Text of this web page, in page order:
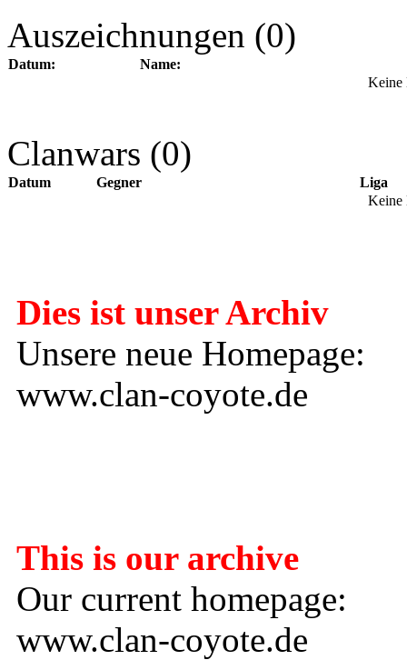
Auszeichnungen (0)
Datum:
Name:
Keine
Clanwars (0)
Datum Gegner
Liga
Keine
Dies ist unser Archiv
Unsere neue Homepage:
www.clan-coyote.de
This is our archive
Our current homepage:
www.clan-coyote.de